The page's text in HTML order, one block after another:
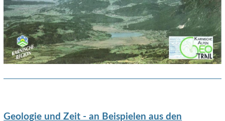
Geologie und Zeit - an Beispielen aus den